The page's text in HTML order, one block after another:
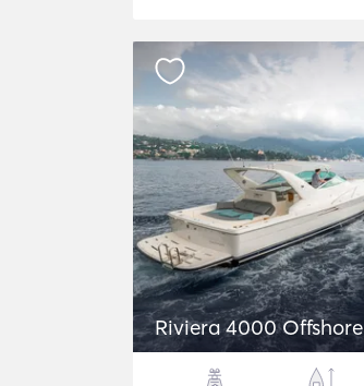
Riviera 4000 Offshore